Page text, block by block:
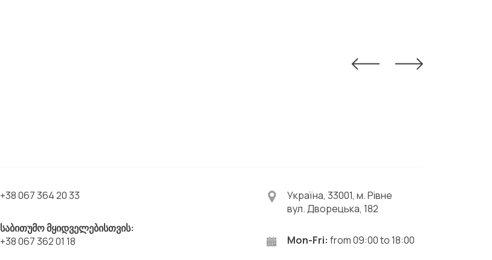
+38 067 364 20 33
საბითუმო მყიდველებისთვის:
+38 067 362 01 18
Україна, 33001, м. Рівне
вул. Дворецька, 182
Mon-Fri: from 09:00 to 18:00